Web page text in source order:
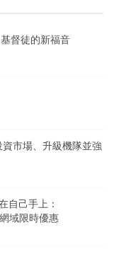
督徒的新福音
市場、升級機隊並強
自己手上：
域限時優惠